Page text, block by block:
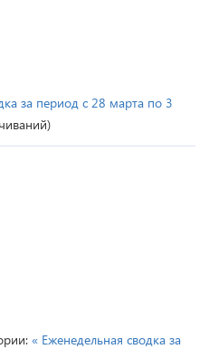
за период с 28 марта по 3
« Еженедельная сводка за